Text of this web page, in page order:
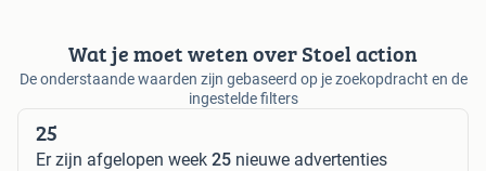
Wat je moet weten over Stoel action
De onderstaande waarden zijn gebaseerd op je zoekopdracht en de
ingestelde filters
25
Er zijn afgelopen week 25 nieuwe advertenties